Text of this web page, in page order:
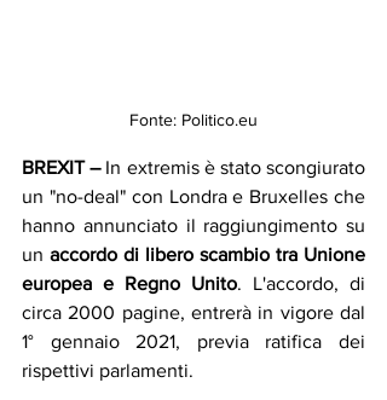
Fonte: Politico.eu
BREXIT – In extremis è stato scongiurato
un "no-deal" con Londra e Bruxelles che
hanno annunciato il raggiungimento su
un accordo di libero scambio tra Unione
europea e Regno Unito. L'accordo, di
circa 2000 pagine, entrerà in vigore dal
1° gennaio 2021, previa ratifica dei
rispettivi parlamenti.